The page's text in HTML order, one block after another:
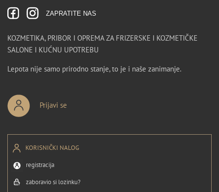
ZAPRATITE NAS
KOZMETIKA, PRIBOR I OPREMA ZA FRIZERSKE I KOZMETIČKE
SALONE I KUĆNU UPOTREBU
Lepota nije samo prirodno stanje, to je i naše zanimanje.
Prijavi se
KORISNIČKI NALOG
registracija
zaboravio si lozinku?